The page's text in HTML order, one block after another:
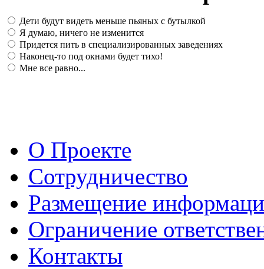
Дети будут видеть меньше пьяных с бутылкой
Я думаю, ничего не изменится
Придется пить в специализированных заведениях
Наконец-то под окнами будет тихо!
Мне все равно...
О Проекте
Сотрудничество
Размещение
Ограничение
Контакты